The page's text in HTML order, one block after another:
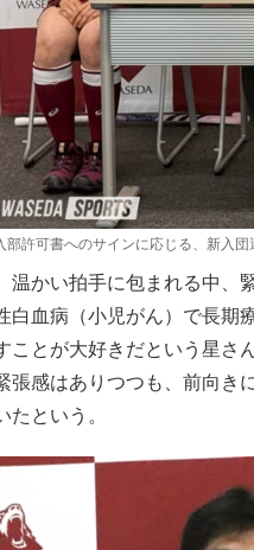
部許可書へのサインに応じる、新入
温かい拍手に包まれる中、
白血病（小児がん）で長期
ことが大好きだという星さ
張感はありつつも、前向き
たという。